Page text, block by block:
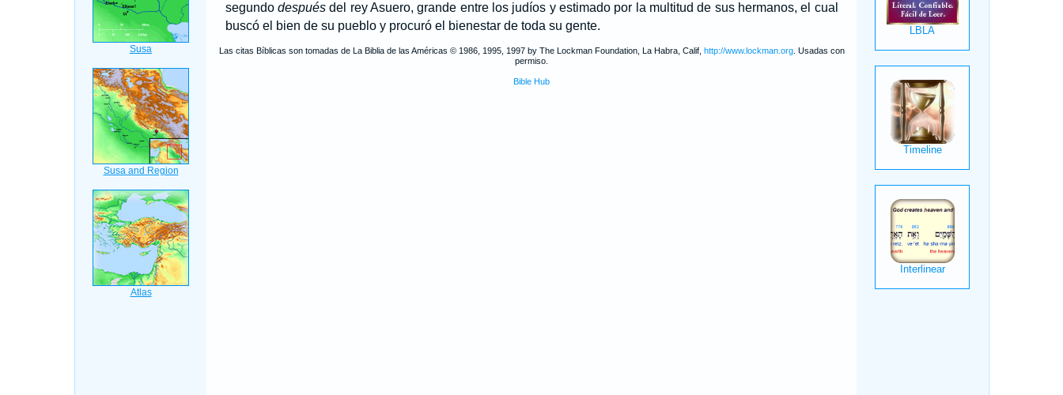
segundo despuésdel rey Asuero, grande entre los judíos y estimado por la multitud de sus hermanos, el cual
buscó el bien de su pueblo y procuró el bienestar de toda su gente.
Las citas Bíblicas son tomadas de La Biblia de las Américas © 1986, 1995, 1997 by The Lockman Foundation, La Habra, Calif, http://www.lockman.org. Usadas con
permiso.
Bible Hub